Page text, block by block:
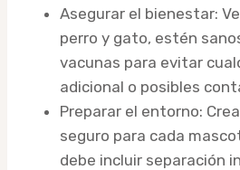
Asegurar el bienestar:
perro y gato, estén
vacunas para evitar
adicional o posibles
Preparar el entorno:
seguro para cada
debe incluir separación